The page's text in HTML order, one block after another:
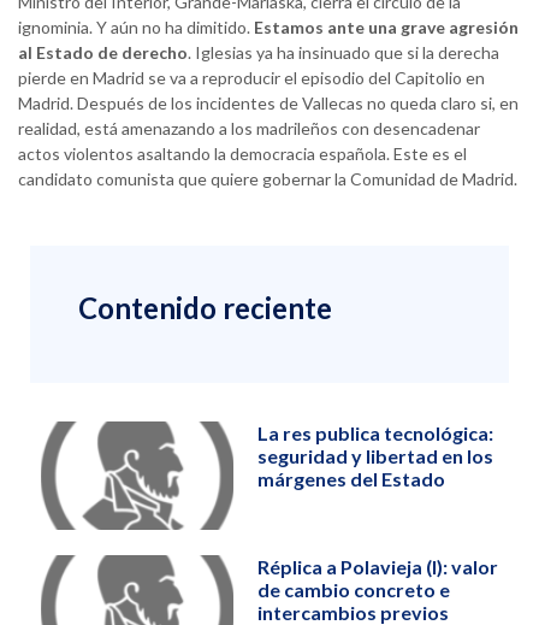
ignominia. Y aún no ha dimitido. Estamos ante una grave agresión
al Estado de derecho. Iglesias ya ha insinuado que si la derecha
pierde en Madrid se va a reproducir el episodio del Capitolio en
Madrid. Después de los incidentes de Vallecas no queda claro si, en
realidad, está amenazando a los madrileños con desencadenar
actos violentos asaltando la democracia española. Este es el
candidato comunista que quiere gobernar la Comunidad de Madrid.
Contenido reciente
La res publica tecnológica:
seguridad y libertad en los
márgenes del Estado
Réplica a Polavieja (I): valor
de cambio concreto e
intercambios previos